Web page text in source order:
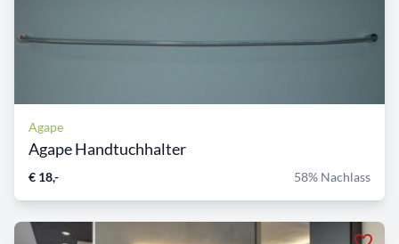
Agape
Agape Handtuchhalter
€ 18,- 58% Nachlass